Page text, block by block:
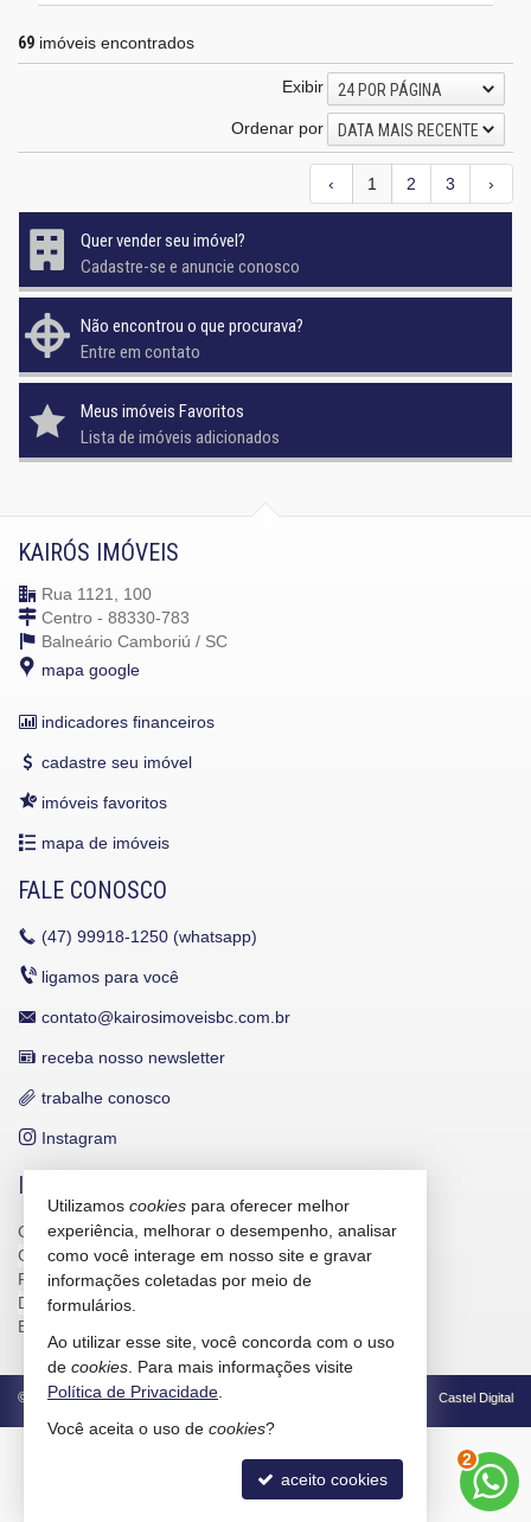
69 imóveis encontrados
Exibir
24 POR PÁGINA
Ordenar por
DATA MAIS RECENTE
‹ 1 2 3 ›
Quer vender seu imóvel?
Cadastre-se e anuncie conosco
Não encontrou o que procurava?
Entre em contato
Meus imóveis Favoritos
Lista de imóveis adicionados
KAIRÓS IMÓVEIS
Rua 1121, 100
Centro - 88330-783
Balneário Camboriú / SC
mapa google
indicadores financeiros
cadastre seu imóvel
imóveis favoritos
mapa de imóveis
FALE CONOSCO
(47) 99918-1250 (whatsapp)
ligamos para você
contato@kairosimoveisbc.com.br
receba nosso newsletter
trabalhe conosco
Instagram
INDICADORES FINANCEIROS
CUB /SC
R$ 3.151,24
CUB /SC variação
0,95%
Poupança
0,6738%
Dólar Comercial
Euro
© 2026 CRECI/SC 4586-J Política de Privacidade Castel Digital
3
Utilizamos cookies para oferecer melhor
experiência, melhorar o desempenho, analisar
como você interage em nosso site e gravar
informações coletadas por meio de
formulários.
Ao utilizar esse site, você concorda com o uso
de cookies . Para mais informações visite
Política de Privacidade
Você aceita o uso de cookies?
aceito cookies